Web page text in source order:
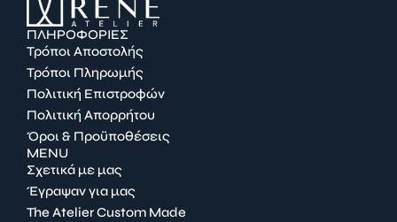
ΠΛΗΡΟΦΟΡΙΕΣ
Τρόποι Αποστολής
Τρόποι Πληρωμής
Πολιτική Επιστροφών
Πολιτική Απορρήτου
Όροι & Προϋποθέσεις
MENU
Σχετικά με μας
Έγραψαν για μας
The Atelier Custom Made